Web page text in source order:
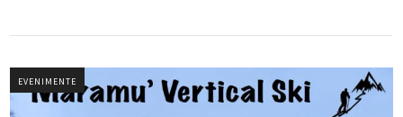
EVENIMENTE